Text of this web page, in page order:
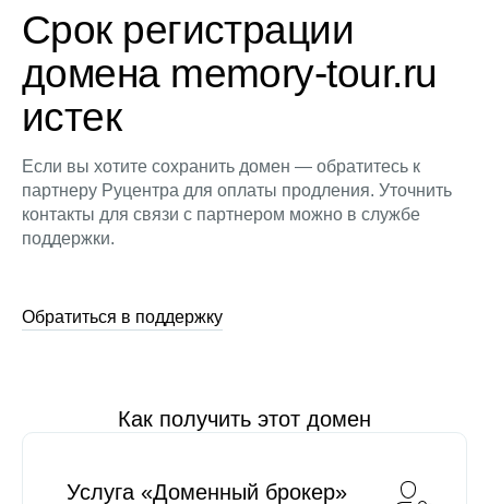
Срок регистрации
домена memory-tour.ru
истек
Если вы хотите сохранить домен — обратитесь к
партнеру Руцентра для оплаты продления. Уточнить
контакты для связи с партнером можно в службе
поддержки.
Обратиться в поддержку
Как получить этот домен
Услуга «Доменный брокер»